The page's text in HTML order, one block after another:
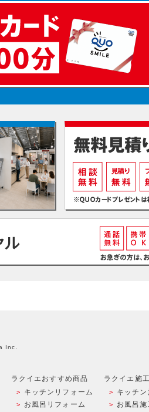
Inc.
ラクイエおすすめ商品
キッチンリフォーム
お風呂リフォーム
ラクイエ施
キッチン
お風呂施